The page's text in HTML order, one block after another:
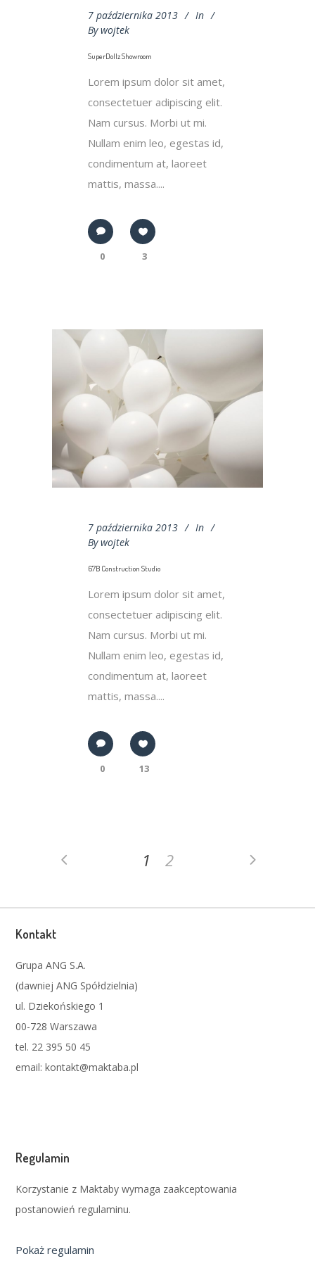
7 października 2013
In
By wojtek
SuperDollz Showroom
Lorem ipsum dolor sit amet,
consectetuer adipiscing elit.
Nam cursus. Morbi ut mi.
Nullam enim leo, egestas id,
condimentum at, laoreet
mattis, massa....
0 3
7 października 2013
In
By wojtek
67B Construction Studio
Lorem ipsum dolor sit amet,
consectetuer adipiscing elit.
Nam cursus. Morbi ut mi.
Nullam enim leo, egestas id,
condimentum at, laoreet
mattis, massa....
0 13
1 2
Kontakt
Grupa ANG S.A.
(dawniej ANG Spółdzielnia)
ul. Dziekońskiego 1
00-728 Warszawa
tel. 22 395 50 45
email: kontakt@maktaba.pl
Regulamin
Korzystanie z Maktaby wymaga zaakceptowania
postanowień regulaminu.
Pokaż regulamin